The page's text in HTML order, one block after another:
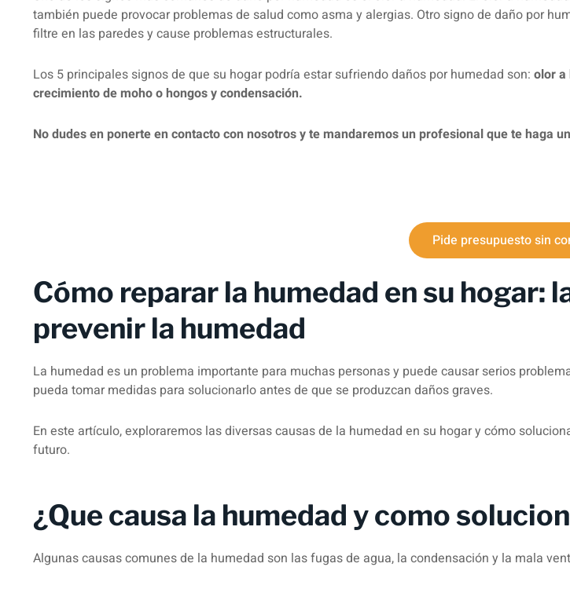
también puede provocar problemas de salud como asma y alergias. Otro signo de daño por
filtre en las paredes y cause problemas estructurales.
Los 5 principales signos de que su hogar podría estar sufriendo daños por humedad son: olor a
crecimiento de moho o hongos y condensación.
No dudes en ponerte en contacto con nosotros y te mandaremos un profesional que te haga
Pide presupuesto sin
Cómo reparar la humedad en su hogar:
prevenir la humedad
La humedad es un problema importante para muchas personas y puede causar serios
pueda tomar medidas para solucionarlo antes de que se produzcan daños graves.
En este artículo, exploraremos las diversas causas de la humedad en su hogar y cómo
futuro.
¿Que causa la humedad y como
Algunas causas comunes de la humedad son las fugas de agua, la condensación y la mala